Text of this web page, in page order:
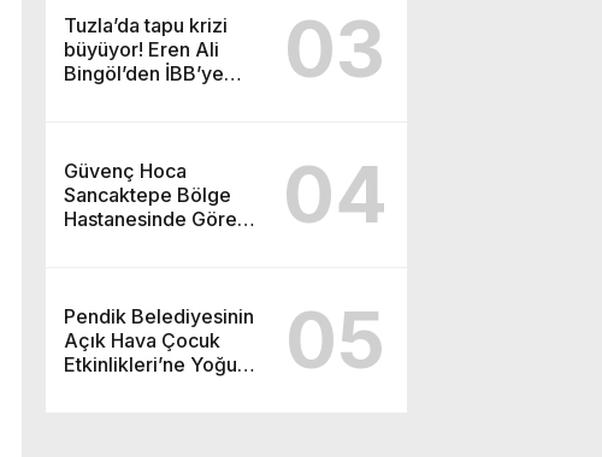
Tuzla’da tapu krizi
büyüyor! Eren Ali
Bingöl’den İBB’ye
03
Güvenç Hoca
Sancaktepe Bölge
Hastanesinde Göreve
04
Pendik Belediyesinin
Açık Hava Çocuk
Etkinlikleri’ne Yoğun
05